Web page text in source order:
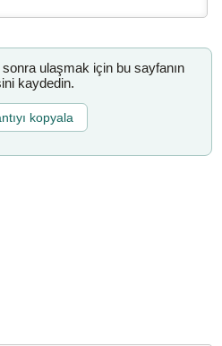
ulaşmak için bu sayfanın
kaydedin.
kopyala